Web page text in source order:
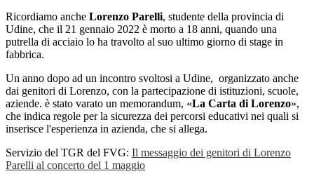
Ricordiamo anche Lorenzo Parelli, studente della provincia di
Udine, che il 21 gennaio 2022 è morto a 18 anni, quando una
putrella di acciaio lo ha travolto al suo ultimo giorno di stage in
fabbrica.
Un anno dopo ad un incontro svoltosi a Udine, organizzato anche
dai genitori di Lorenzo, con la partecipazione di istituzioni, scuole,
aziende. è stato varato un memorandum, «La Carta di Lorenzo»,
che indica regole per la sicurezza dei percorsi educativi nei quali si
inserisce l'esperienza in azienda, che si allega.
Servizio del TGR del FVG: Il messaggio dei genitori di Lorenzo
Parelli al concerto del 1 maggio